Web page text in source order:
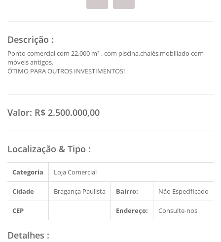
Descrição :
Ponto comercial com 22.000 m² , com piscina,chalés,mobiliado com
móveis antigos.
ÓTIMO PARA OUTROS INVESTIMENTOS!
Valor: R$ 2.500.000,00
Localização & Tipo :
Categoria Loja Comercial
Cidade Bragança Paulista Bairro: Não Especificado
CEP Endereço: Consulte-nos
Detalhes :